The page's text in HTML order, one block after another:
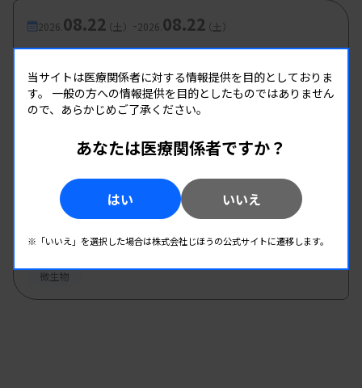
2026. 08.22（土） -2026. 08.22（土）
第2回 微生物検査班研修会
主催 :和歌山県臨床検査技師会
開催場所 : 和歌山県 | WEB
08.22（土）-2026.08.22（土）
2026年度第1回北信支部学習会
微生物
当サイトは医療関係者に対する情報提供を目的としておりま
す。 一般の方への情報提供を目的としたものではありません
ので、あらかじめご了承ください。
あなたは医療関係者ですか？
はい いいえ
※「いいえ」を選択した場合は株式会社じほうの公式サイトに遷移します。